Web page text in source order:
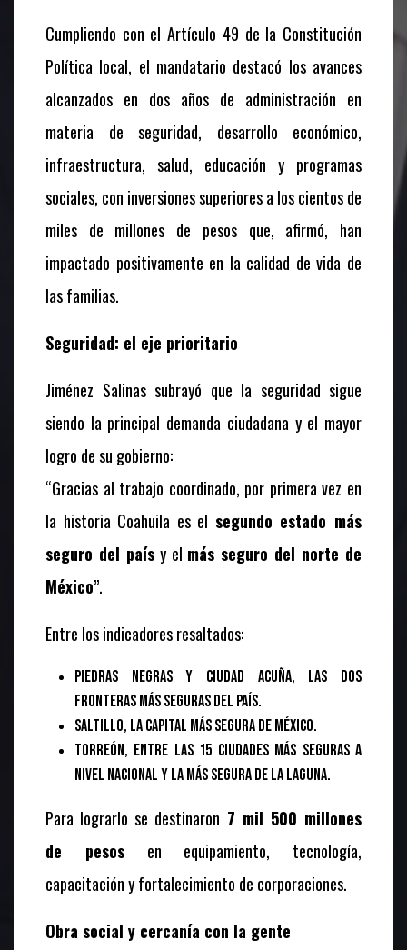
Cumpliendo con el Artículo 49 de la Constitución
Política local, el mandatario destacó los avances
alcanzados en dos años de administración en
materia de seguridad, desarrollo económico,
infraestructura, salud, educación y programas
sociales, con inversiones superiores a los cientos de
miles de millones de pesos que, afirmó, han
impactado positivamente en la calidad de vida de
las familias.
Seguridad: el eje prioritario
Jiménez Salinas subrayó que la seguridad sigue
siendo la principal demanda ciudadana y el mayor
logro de su gobierno:
“Gracias al trabajo coordinado, por primera vez en
la historia Coahuila es el segundo estado más
seguro del paísy el más seguro del norte de
México”.
Entre los indicadores resaltados:
Piedras Negras y Ciudad Acuña, las dos
fronteras más seguras del país.
Saltillo, la capital más segura de México.
Torreón, entre las 15 ciudades más seguras a
nivel nacional y la más segura de La Laguna.
Para lograrlo se destinaron 7 mil 500 millones
de pesosen equipamiento, tecnología,
capacitación y fortalecimiento de corporaciones.
Obra social y cercanía con la gente